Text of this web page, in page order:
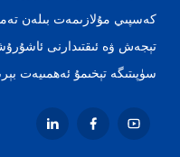
كەسپىي مۇلازىمەت بىلەن
تېجەش ۋە ئىقتىدارنى
سۈپىتىگە تېخىمۇ ئەھمىيەت